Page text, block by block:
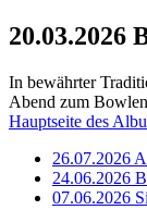
20.03.2026
In bewährter
Abend zum
Hauptseite des
26.07.2026
24.06.2026
07.06.2026